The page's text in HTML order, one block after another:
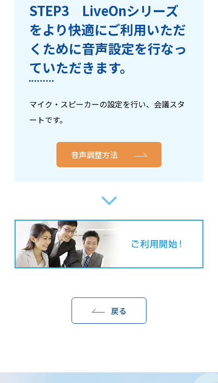
STEP3 LiveOnシリーズ
をより快適にご利用いただ
くために音声設定を行なっ
ていただきます。
マイク・スピーカーの設定を行い、会議スタ
ートです。
音声調整方法
戻る